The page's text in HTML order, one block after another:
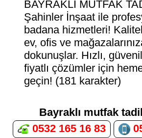
BAYRAKLI MUTFAK
Şahinler İnşaat ile
badana hizmetleri!
ev, ofis ve
dokunuşlar. Hızlı,
fiyatlı çözümler için
geçin! (181 karakter)
Bayraklı mutfak
0532 165 16 83